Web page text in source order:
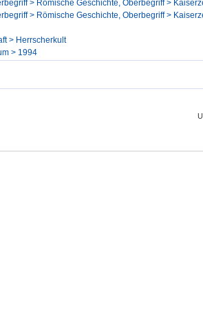
> Römische Geschichte, Oberbegriff >
> Römische Geschichte, Oberbegriff >
> Herrscherkult
> 1994